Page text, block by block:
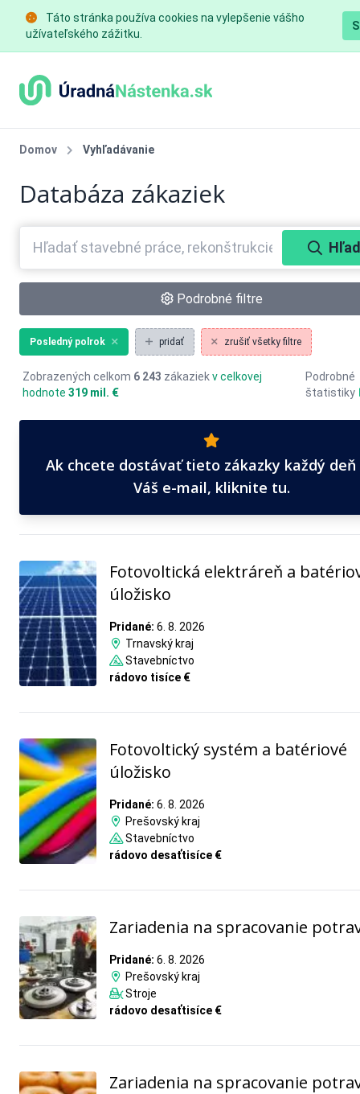
Táto stránka používa cookies na vylepšenie vášho
užívateľského zážitku.
Domov Vyhľadávanie
Databáza zákaziek
Podrobné filtre
Posledný polrok pridať zrušiť všetky filtre
Zobrazených celkom 6 243 zákaziekv celkovej
hodnote 319 mil. €
Podrobné
štatistiky
Ak chcete dostávať tieto zákazky každý deň
Váš e-mail, kliknite tu.
Fotovoltická elektráreň a
úložisko
Pridané: 6. 8. 2026
Trnavský kraj
Stavebníctvo
rádovo tisíce €
Fotovoltický systém a batériové
úložisko
Pridané: 6. 8. 2026
Prešovský kraj
Stavebníctvo
rádovo desaťtisíce €
Zariadenia na spracovanie
Pridané: 6. 8. 2026
Prešovský kraj
Stroje
rádovo desaťtisíce €
Zariadenia na spracovanie